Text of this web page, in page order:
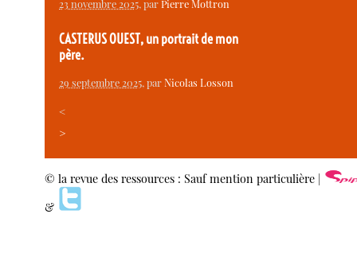
23 novembre 2025, parPierre Mottron
CASTERUS OUEST, un portrait de mon
père.
29 septembre 2025, parNicolas Losson
<
>
© la revue des ressources : Sauf mention particulière |
&